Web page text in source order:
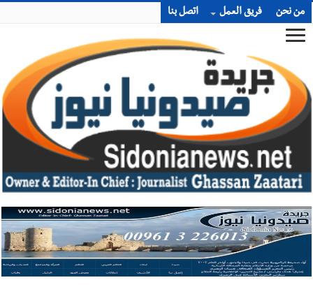
من نحن فريق العمل اتصل بنا
أخبار صيدا بلدية صيدا تهنئ نادي الأهلي صيدا بإحرازه بطولة لبنان
بكرة الطاولة للرجال للعام الرابع على التوالي